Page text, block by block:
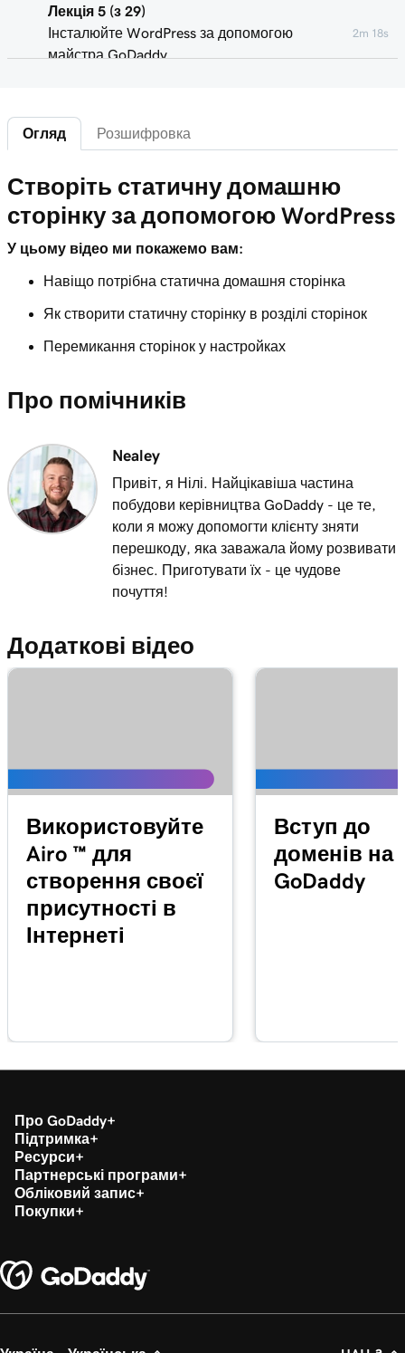
Лекція 5 (з 29)
Інсталюйте WordPress за допомогою
майстра GoDaddy
2m 18s
Підключіть свій домен до веб-сайту
Керованого хостингу для WordPress
Лекція 7 (з 29)
Функції приладної дошки адміністратора
WordPress
Лекція 8 (з 29)
Додавання сторінок до меню навігації у
Лекція 9 (з 29)
Використовуйте модифікатор WordPress
Лекція 11 (з 29)
Використання та встановлення тем
WordPress
3m 24s
Лекція 12 (з 29)
Використання та інсталяція плагінів
Лекція 13 (з 29)
Ознайомтеся з інструментами панелі
Створення та редагування дописів у
WordPress
4m 15s
Лекція 16 (з 29)
Додавання та оновлення сторінок у
Керування медіатекою у WordPress
Лекція 19 (з 29)
Додайте відео на мій сайт WordPress
Лекція 20 (з 29)
Додавання PDF-файлу в WordPress
Оптимізуйте зображення в WordPress за
Огляд Розшифровка
Створіть статичну домашню
сторінку за допомогою WordPress
У цьому відео ми покажемо вам:
Навіщо потрібна статична домашня сторінка
Як створити статичну сторінку в розділі сторінок
Перемикання сторінок у настройках
Про помічників
Nealey
Привіт, я Нілі. Найцікавіша частина
побудови керівництва GoDaddy - це те,
коли я можу допомогти клієнту зняти
перешкоду, яка заважала йому розвивати
бізнес. Приготувати їх - це чудове
почуття!
Додаткові відео
Використовуйте
Airo ™ для
створення своєї
присутності в
Інтернеті
Вступ до
доменів на
GoDaddy
Про GoDaddy
Підтримка
Ресурси
Партнерські програми
Обліковий запис
Покупки